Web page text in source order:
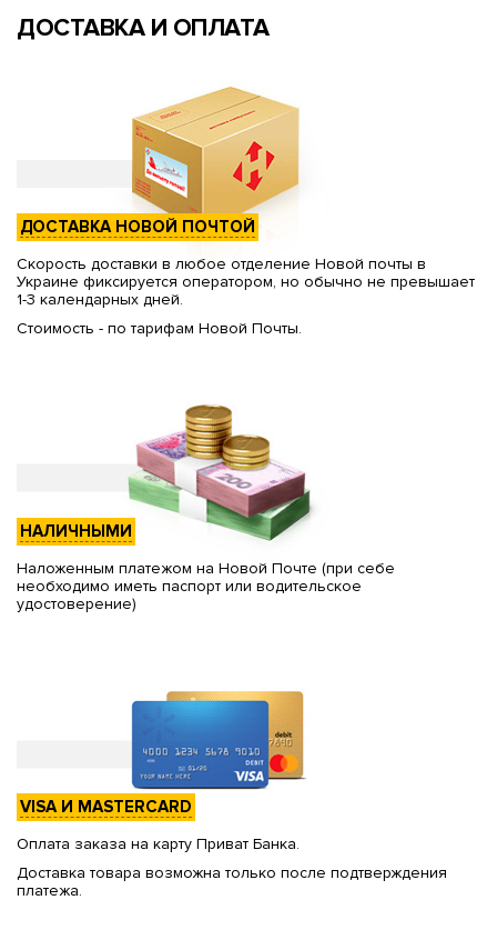
ДОСТАВКА И ОПЛАТА
ДОСТАВКА НОВОЙ ПОЧТОЙ
Скорость доставки в любое отделение Новой почты в
Украине фиксируется оператором, но обычно не превышает
1-3 календарных дней.
Стоимость - по тарифам Новой Почты.
НАЛИЧНЫМИ
Наложенным платежом на Новой Почте (при себе
необходимо иметь паспорт или водительское
удостоверение)
VISA И MASTERCARD
Оплата заказа на карту Приват Банка.
Доставка товара возможна только после подтверждения
платежа.